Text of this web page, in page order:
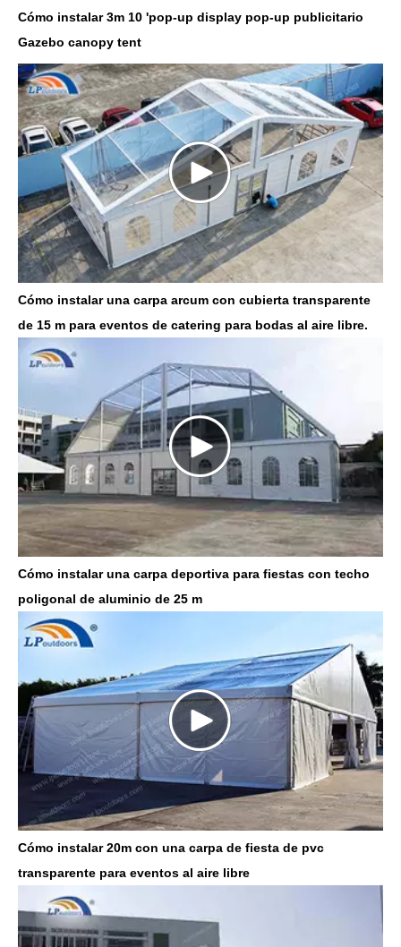
Cómo instalar 3m 10 'pop-up display pop-up publicitario
Gazebo canopy tent
Cómo instalar una carpa arcum con cubierta transparente
de 15 m para eventos de catering para bodas al aire libre.
Cómo instalar una carpa deportiva para fiestas con techo
poligonal de aluminio de 25 m
Cómo instalar 20m con una carpa de fiesta de pvc
transparente para eventos al aire libre